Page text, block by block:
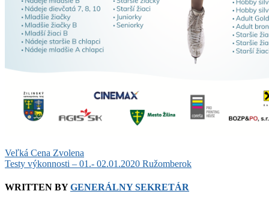
Post
navigation
Veľká Cena Zvolena
Testy výkonnosti – 01.- 02.01.2020 Ružomberok
WRITTEN BYGENERÁLNY SEKRETÁR